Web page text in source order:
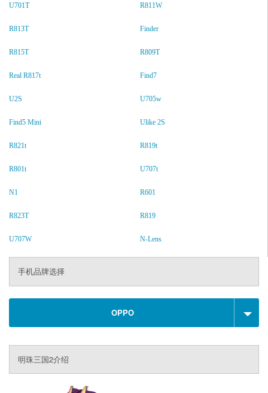
U701T R811W
R813T Finder
R815T R809T
Real R817t Find7
U2S U705w
Find5 Mini Ulike 2S
R821t R819t
R801t U707t
N1 R601
R823T R819
U707W N-Lens
手机品牌选择
OPPO
明珠三国2介绍